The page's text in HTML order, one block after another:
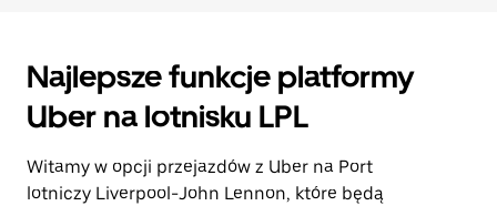
Najlepsze funkcje platformy
Uber na lotnisku LPL
Witamy w opcji przejazdów z Uber na Port
lotniczy Liverpool-John Lennon, które będą